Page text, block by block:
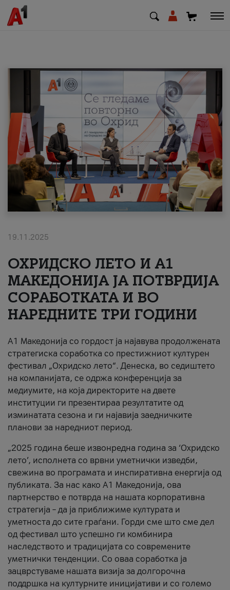
МК SQ
Приватни Деловни
Поддршка
Надополни кредит
#ПодобарОнлајн
19.11.2025
ОХРИДСКО ЛЕТО И A1
МАКЕДОНИЈА ЈА ПОТВРДИЈА
СОРАБОТКАТА И ВО
НАРЕДНИТЕ ТРИ ГОДИНИ
A1 Македонија со гордост ја најавува продолжената
стратегиска соработка со престижниот културен
фестивал „Охридско лето“. Денеска, во седиштето
на компанијата, се одржа конференција за
медиумите, на која директорите на двете
институции ги презентираа резултатите од
изминатата сезона и ги најавија заедничките
планови за наредниот период.
„2025 година беше извонредна година за ‘Охридско
лето’, исполнета со врвни уметнички изведби,
свежина во програмата и инспиративна енергија од
публиката. За нас како A1 Македонија, ова
партнерство е потврда на нашата корпоративна
стратегија – да ја приближиме културата и
уметноста до сите граѓани. Горди сме што сме дел
од фестивал што успешно ги комбинира
наследството и традицијата со современите
уметнички тенденции. Со оваа соработка ја
зацврстуваме нашата визија за долгорочна
поддршка на културните иницијативи и со големо